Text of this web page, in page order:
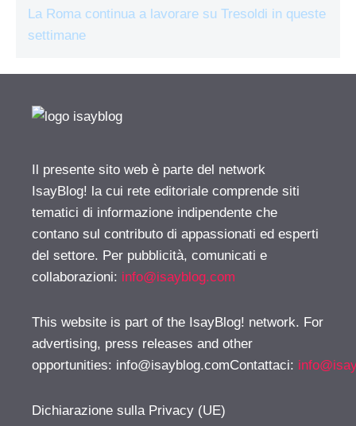
La Roma continua a lavorare su Tresoldi in queste
settimane
Il presente sito web è parte del network
IsayBlog! la cui rete editoriale comprende siti
tematici di informazione indipendente che
contano sul contributo di appassionati ed esperti
del settore. Per pubblicità, comunicati e
collaborazioni: info@isayblog.com
This website is part of the IsayBlog! network. For
advertising, press releases and other
opportunities: info@isayblog.comContattaci:
Dichiarazione sulla Privacy (UE)